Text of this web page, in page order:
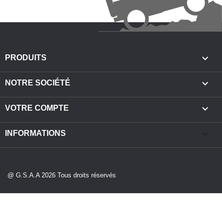
PRODUITS 
NOTRE SOCIÉTÉ 
VOTRE COMPTE 
INFORMATIONS
@ G.S.A.A 2026 Tous droits réservés